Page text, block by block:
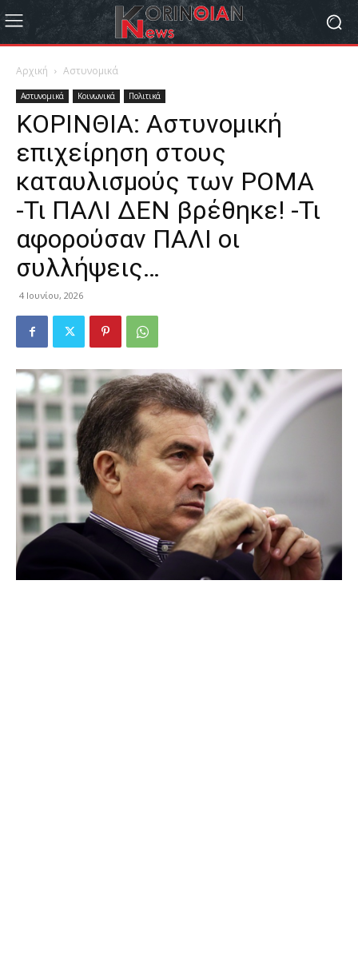
Αρχική Αστυνομικά
Αστυνομικά Κοινωνικά Πολιτικά
ΚΟΡΙΝΘΙΑ: Αστυνομική
επιχείρηση στους
καταυλισμούς των ΡΟΜΑ
-Τι ΠΑΛΙ ΔΕΝ βρέθηκε! -Τι
αφορούσαν ΠΑΛΙ οι
συλλήψεις…
4 Ιουνίου, 2026